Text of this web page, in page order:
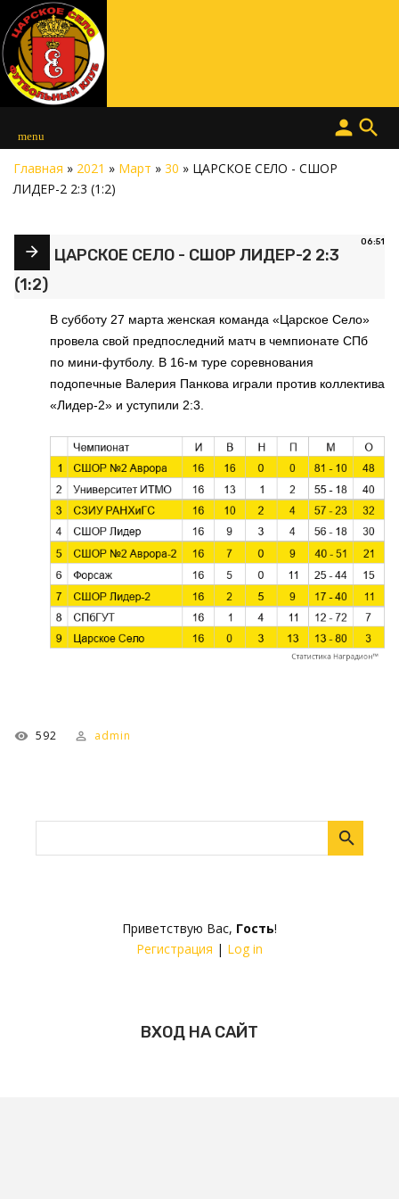
menu search
person
Приветствую Вас, Гость!
Регистрация | Log in
ВХОД НА САЙТ
Главная » 2021 » Март » 30 » ЦАРСКОЕ СЕЛО - СШОР
ЛИДЕР-2 2:3 (1:2)
06:51
ЦАРСКОЕ СЕЛО - СШОР ЛИДЕР-2 2:3
(1:2)
В субботу 27 марта женская команда «Царское Село»
провела свой предпоследний матч в чемпионате СПб
по мини-футболу. В 16-м туре соревнования
подопечные Валерия Панкова играли против коллектива
«Лидер-2» и уступили 2:3.
592 admin